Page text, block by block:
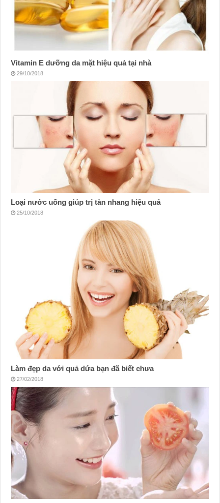
Vitamin E dưỡng da mặt hiệu quả tại nhà
29/10/2018
Loại nước uống giúp trị tàn nhang hiệu quả
25/10/2018
Làm đẹp da với quả dứa bạn đã biết chưa
27/02/2018